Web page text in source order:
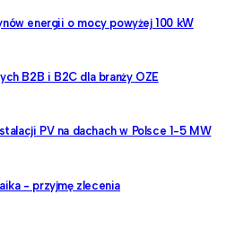
energii o mocy powyżej 100 kW
B2B i B2C dla branży OZE
PV na dachach w Polsce 1-5 MW
- przyjmę zlecenia